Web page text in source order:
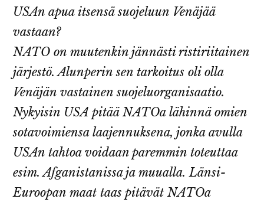
USAn apua itsensä suojeluun Venäjää
vastaan?
NATO on muutenkin jännästi ristiriitainen
järjestö. Alunperin sen tarkoitus oli olla
Venäjän vastainen suojeluorganisaatio.
Nykyisin USA pitää NATOa lähinnä omien
sotavoimiensa laajennuksena, jonka avulla
USAn tahtoa voidaan paremmin toteuttaa
esim. Afganistanissa ja muualla. Länsi-
Euroopan maat taas pitävät NATOa